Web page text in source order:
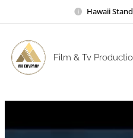
Hawaii
Film & Tv